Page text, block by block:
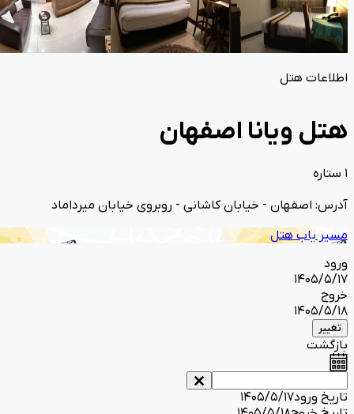
اطلاعات هتل
هتل ویانا اصفهان
1 ستاره
آدرس: اصفهان - خیابان کاشانی - روبروی خیابان میرداماد
مسیر یاب هتل
ورود
1405/5/17
خروج
1405/5/18
تغییر
بازگشت
تاریخ ورود1405/5/17